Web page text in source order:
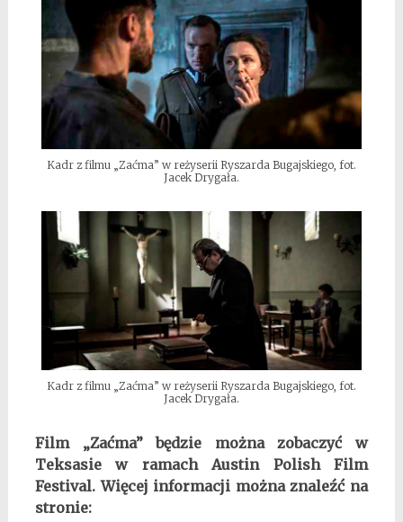
Kadr z filmu „Zaćma” w reżyserii Ryszarda Bugajskiego, fot.
Jacek Drygała.
Kadr z filmu „Zaćma” w reżyserii Ryszarda Bugajskiego, fot.
Jacek Drygała.
Film „Zaćma” będzie można zobaczyć w
Teksasie w ramach Austin Polish Film
Festival. Więcej informacji można znaleźć na
stronie: